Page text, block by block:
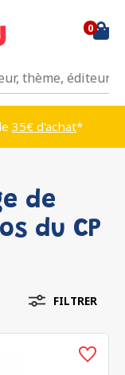
0
35€ d'achat*
de
du CP
FILTRER